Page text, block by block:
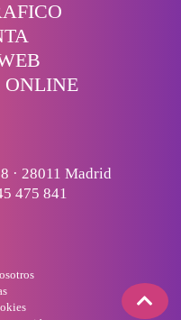
· 28011 Madrid
475 841